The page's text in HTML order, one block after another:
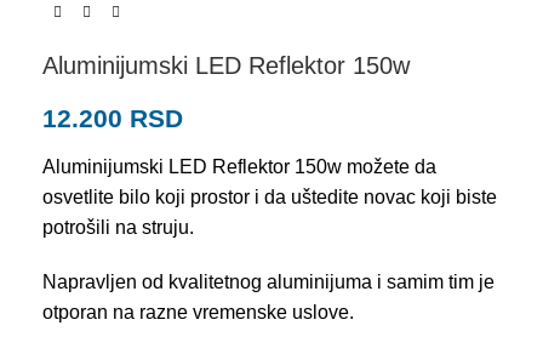
Aluminijumski LED Reflektor 150w
12.200 RSD
Aluminijumski LED Reflektor 150w možete da
osvetlite bilo koji prostor i da uštedite novac koji biste
potrošili na struju.
Napravljen od kvalitetnog aluminijuma i samim tim je
otporan na razne vremenske uslove.